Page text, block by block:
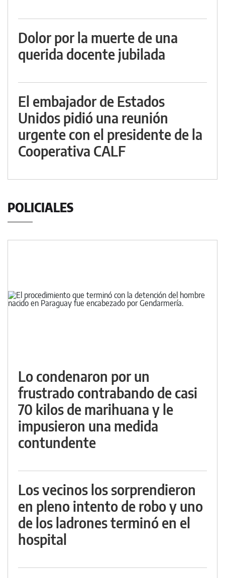
Dolor por la muerte de una
querida docente jubilada
El embajador de Estados
Unidos pidió una reunión
urgente con el presidente de la
Cooperativa CALF
POLICIALES
Lo condenaron por un
frustrado contrabando de casi
70 kilos de marihuana y le
impusieron una medida
contundente
Los vecinos los sorprendieron
en pleno intento de robo y uno
de los ladrones terminó en el
hospital